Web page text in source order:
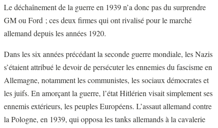
Le déchaînement de la guerre en 1939 n’a donc pas du surprendre
GM ou Ford ; ces deux firmes qui ont rivalisé pour le marché
allemand depuis les années 1920.
Dans les six années précédant la seconde guerre mondiale, les Nazis
s’étaient attribué le devoir de persécuter les ennemies du fascisme en
Allemagne, notamment les communistes, les sociaux démocrates et
les juifs. En amorçant la guerre, l’état Hitlérien visait simplement ses
ennemis extérieurs, les peuples Européens. L’assaut allemand contre
la Pologne, en 1939, qui opposa les tanks allemands à la cavalerie